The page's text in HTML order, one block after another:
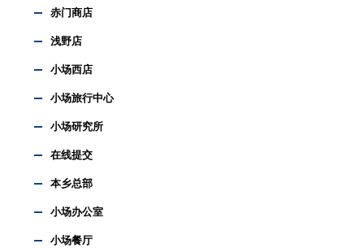
赤门商店
浅野店
小场西店
小场旅行中心
小场研究所
在线提交
本乡总部
小场办公室
小场餐厅